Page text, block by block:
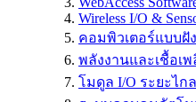
Wireless I/O &
คอมพิวเตอร์แบบฝั
พลังงานและเชื้อเพ
โมดูล I/O ระยะไกล